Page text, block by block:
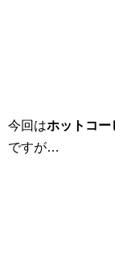
今回はホットコー
ですが…